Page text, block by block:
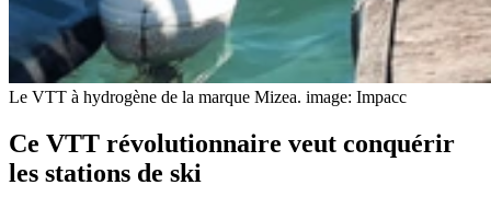
Le VTT à hydrogène de la marque Mizea. image: Impacc
Ce VTT révolutionnaire veut conquérir
les stations de ski